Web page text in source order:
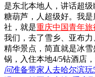
是东北本地人，讲话超
糖葫芦，人超级好。我
社，就是重庆中国青年旅
我们，去了雪乡、亚布
精华景点，简直就是冰
锅，入住本地4/5钻酒店
问准备带家人去哈尔滨